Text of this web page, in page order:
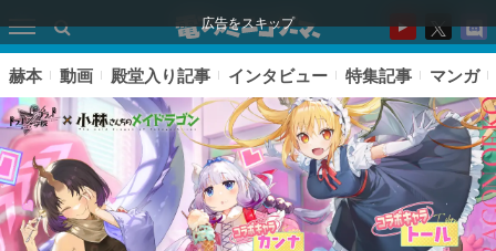
広告をスキップ
赫本 動画 殿堂入り記事 インタビュー 特集記事 マンガ